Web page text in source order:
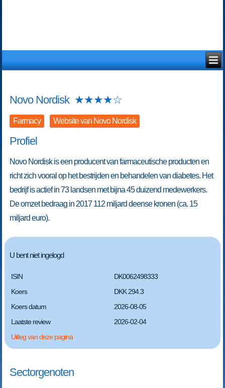
Novo Nordisk ★★★★☆
Farmacy Website van Novo Nordisk
Profiel
Novo Nordisk is een producent van farmaceutische producten en
richt zich vooral op het bestrijden en behandelen van diabetes. Het
bedrijf is actief in 73 landsen met bijna 45 duizend medewerkers.
De omzet bedraag in 2017 112 miljard deense kronen (ca. 15
miljard euro).
U bent niet ingelogd
ISIN
DK0062498333
Koers
DKK 294.3
Koers datum
2026-08-05
Laatste review
2026-02-04
Uitleg van deze pagina
Sectorgenoten